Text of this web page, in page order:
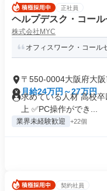
正社員
ヘルプデスク・コー
株式会社MYC
オフィスワーク・コール
〒550-0004大阪府大
月給24万円～27万円
求めている人材 高校
上 ✅PC操作ができ...
業界未経験歓迎 +22個
契約社員